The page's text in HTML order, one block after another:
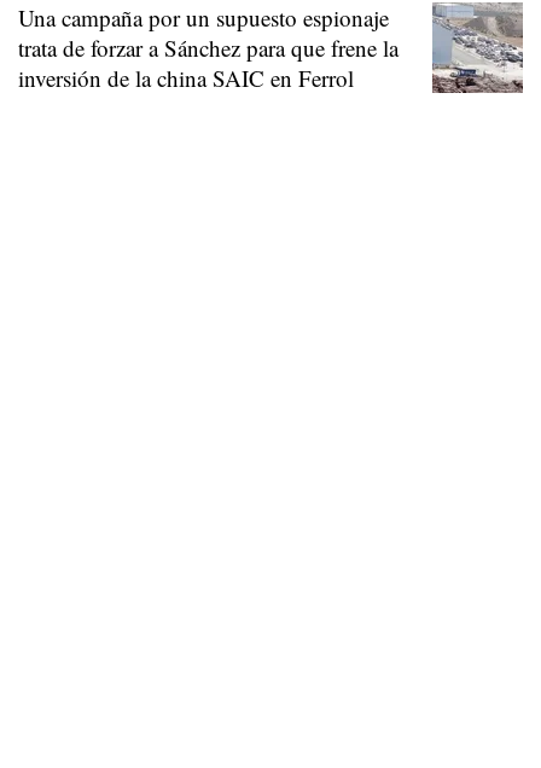
Una campaña por un supuesto espionaje
trata de forzar a Sánchez para que frene la
inversión de la china SAIC en Ferrol